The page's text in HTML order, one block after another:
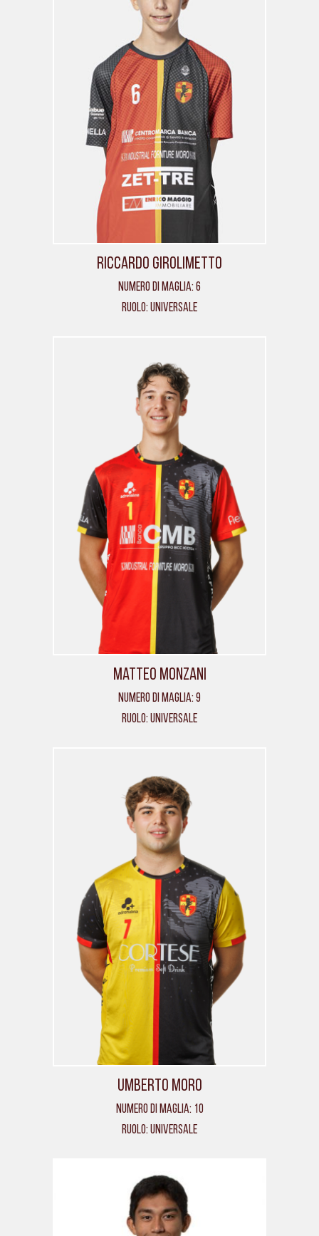
Riccardo Girolimetto
Numero di maglia: 6
Ruolo: Universale
Matteo Monzani
Numero di maglia: 9
Ruolo: Universale
Umberto Moro
Numero di maglia: 10
Ruolo: Universale